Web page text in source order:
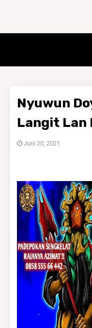
Nyuwun
Langit Lan
Juni 20, 2021